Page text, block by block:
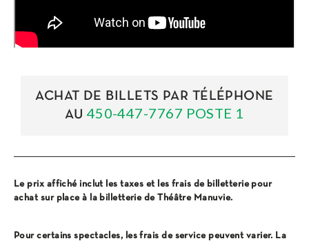
ACHAT DE BILLETS PAR TÉLÉPHONE
AU 450-447-7767 POSTE 1
Le prix affiché inclut les taxes et les frais de billetterie pour
achat sur place à la billetterie de Théâtre Manuvie.
Pour certains spectacles, les frais de service peuvent varier. La